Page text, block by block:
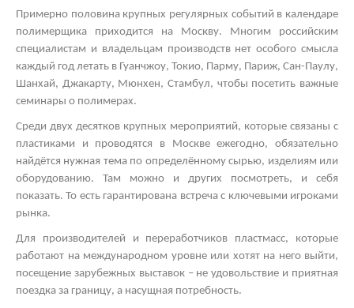
Примерно половина крупных регулярных событий в календаре
полимерщика приходится на Москву. Многим российским
специалистам и владельцам производств нет особого смысла
каждый год летать в Гуанчжоу, Токио, Парму, Париж, Сан-Паулу,
Шанхай, Джакарту, Мюнхен, Стамбул, чтобы посетить важные
семинары о полимерах.
Среди двух десятков крупных мероприятий, которые связаны с
пластиками и проводятся в Москве ежегодно, обязательно
найдётся нужная тема по определённому сырью, изделиям или
оборудованию. Там можно и других посмотреть, и себя
показать. То есть гарантирована встреча с ключевыми игроками
рынка.
Для производителей и переработчиков пластмасс, которые
работают на международном уровне или хотят на него выйти,
посещение зарубежных выставок – не удовольствие и приятная
поездка за границу, а насущная потребность.